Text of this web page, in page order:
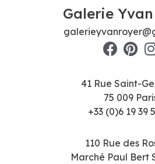
Galerie
41 Rue Saint-
75 009
+33 (0)6 19 39
110 Rue des
Marché Paul Bert